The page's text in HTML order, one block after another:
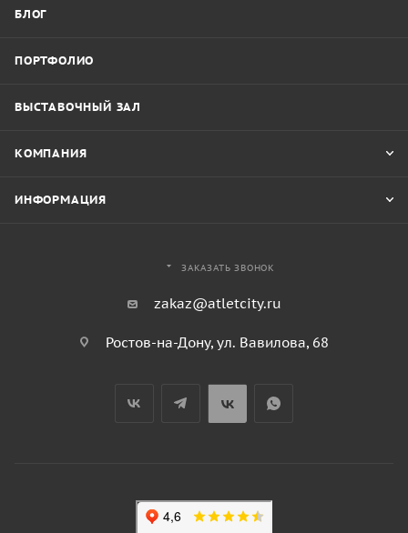
БЛОГ
ПОРТФОЛИО
ВЫСТАВОЧНЫЙ ЗАЛ
КОМПАНИЯ
ИНФОРМАЦИЯ
ЗАКАЗАТЬ ЗВОНОК
zakaz@atletcity.ru
Ростов-на-Дону, ул. Вавилова, 68